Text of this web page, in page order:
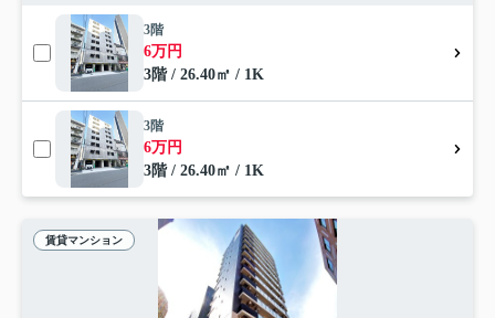
3階
6万円
3階 / 26.40㎡ / 1K
3階
6万円
3階 / 26.40㎡ / 1K
賃貸マンション